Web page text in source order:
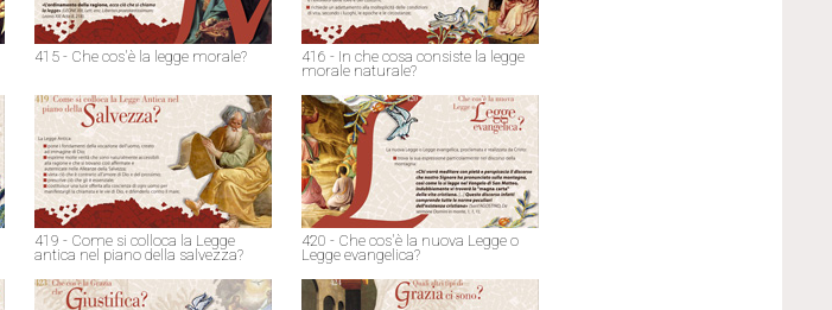
415 - Che cos'è la legge morale?
416 - In che cosa consiste la legge
morale naturale?
419 - Come si colloca la Legge
antica nel piano della salvezza?
420 - Che cos'è la nuova Legge o
Legge evangelica?